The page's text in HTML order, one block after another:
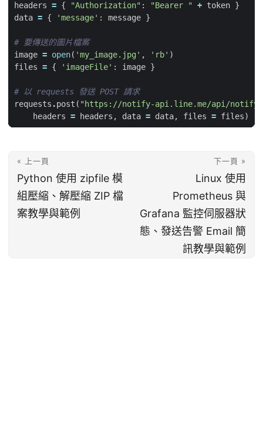
headers = { "Authorization" : "Bearer " + token }
data = { 'message' : message }
# 要傳送的圖片檔案
image = open( 'my_image.jpg' , 'rb' )
files = { 'imageFile' : image }
# 以 requests 發送 POST 請求
requests .post ( "https://notify-api.line.me/api/notify"
headers = headers , data = data, files = files)
« 上一頁
Python 使用 zipfile 模
組壓縮、解壓縮 ZIP 檔
案教學與範例
下一頁 »
Linux 使用
Prometheus 與
Grafana 監控伺服器狀
態、發送告警 Email 簡
訊教學與範例